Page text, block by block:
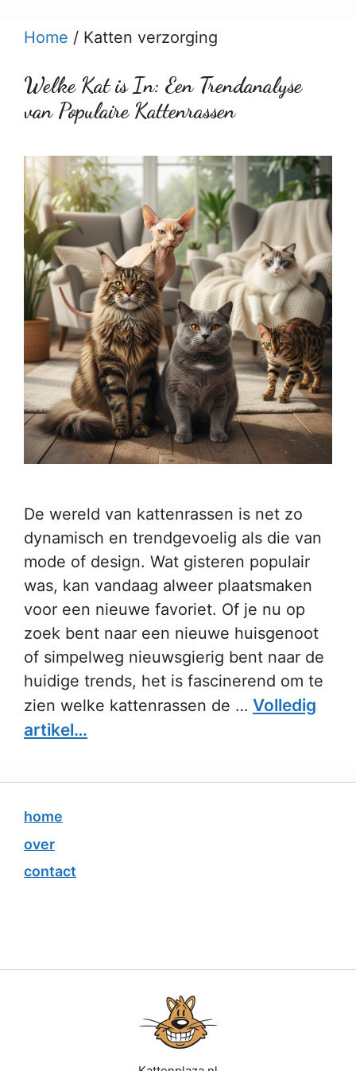
Home / Katten verzorging
Welke Kat is In: Een Trendanalyse
van Populaire Kattenrassen
De wereld van kattenrassen is net zo
dynamisch en trendgevoelig als die van
mode of design. Wat gisteren populair
was, kan vandaag alweer plaatsmaken
voor een nieuwe favoriet. Of je nu op
zoek bent naar een nieuwe huisgenoot
of simpelweg nieuwsgierig bent naar de
huidige trends, het is fascinerend om te
zien welke kattenrassen de … Volledig
artikel…
home
over
contact